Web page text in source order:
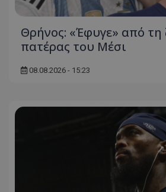
Θρήνος: «Έφυγε» από τη
πατέρας του Μέσι
08.08.2026 - 15:23